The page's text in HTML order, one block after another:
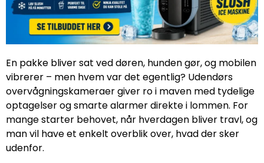
En pakke bliver sat ved døren, hunden gør, og mobilen
vibrerer – men hvem var det egentlig? Udendørs
overvågningskameraer giver ro i maven med tydelige
optagelser og smarte alarmer direkte i lommen. For
mange starter behovet, når hverdagen bliver travl, og
man vil have et enkelt overblik over, hvad der sker
udenfor.